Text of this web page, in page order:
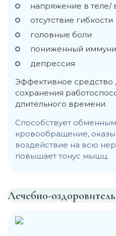
напряжение в теле/
отсутствие гибкости
головные боли
пониженный
депрессия
Эффективное
сохранения
длительного времени.
Способствует
кровообращение,
воздействие на всю
повышает тонус мышц.
Лечебно-